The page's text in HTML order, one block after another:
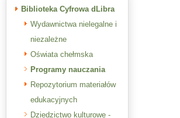
Biblioteka Cyfrowa dLibra
Wydawnictwa nielegalne i
niezależne
Oświata chełmska
Programy nauczania
Repozytorium materiałów
edukacyjnych
Dziedzictwo kulturowe -